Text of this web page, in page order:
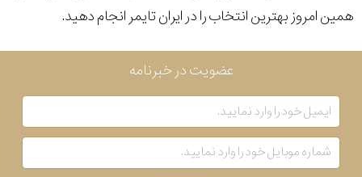
همین امروز بهترین انتخاب را در ایران تایمر انجام دهید.
عضویت در خبرنامه